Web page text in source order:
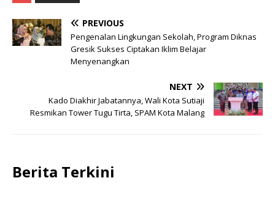
PREVIOUS
Pengenalan Lingkungan Sekolah, Program Diknas
Gresik Sukses Ciptakan Iklim Belajar
Menyenangkan
NEXT
Kado Diakhir Jabatannya, Wali Kota Sutiaji
Resmikan Tower Tugu Tirta, SPAM Kota Malang
Berita Terkini